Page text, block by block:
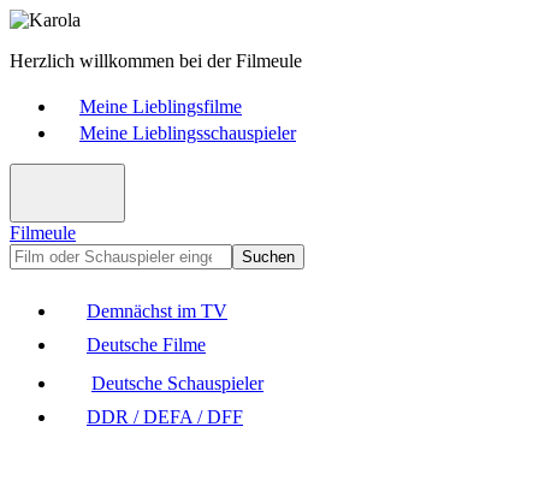
Herzlich willkommen bei der Filmeule
Meine Lieblingsfilme
Meine Lieblingsschauspieler
Filmeule
Suchen
Demnächst im TV
Deutsche Filme
Deutsche Schauspieler
DDR / DEFA / DFF